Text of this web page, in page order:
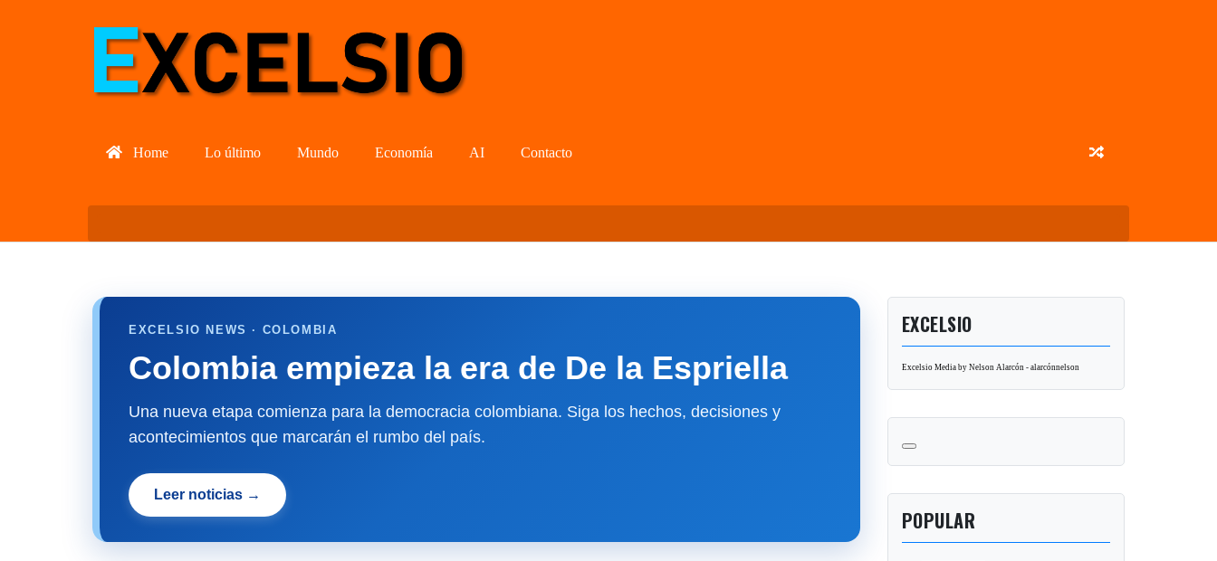
Home Lo último Mundo Economía AI Contacto
EXCELSIO NEWS · COLOMBIA
Colombia empieza la era de De la Espriella
Una nueva etapa comienza para la democracia colombiana. Siga los hechos, decisiones y
acontecimientos que marcarán el rumbo del país.
Leer noticias →
EXCELSIO
Excelsio Media by Nelson Alarcón - alarcónnelson
POPULAR